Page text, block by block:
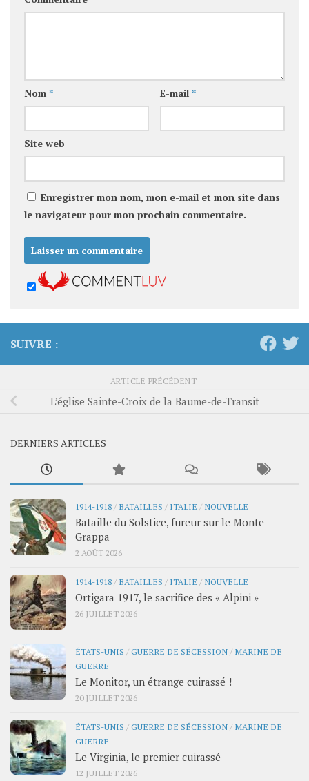
Nom * E-mail *
Site web
Enregistrer mon nom, mon e-mail et mon site dans
le navigateur pour mon prochain commentaire.
SUIVRE :
ARTICLE PRÉCÉDENT
L’église Sainte-Croix de la Baume-de-Transit
DERNIERS ARTICLES
1914-1918/ BATAILLES / ITALIE / NOUVELLE
Bataille du Solstice, fureur sur le Monte
Grappa
2 AOÛT 2026
1914-1918/ BATAILLES / ITALIE / NOUVELLE
Ortigara 1917, le sacrifice des « Alpini »
26 JUILLET 2026
ÉTATS-UNIS /GUERRE DE SÉCESSION/ MARINE DE
GUERRE
Le Monitor, un étrange cuirassé !
20 JUILLET 2026
ÉTATS-UNIS /GUERRE DE SÉCESSION/ MARINE DE
GUERRE
Le Virginia, le premier cuirassé
12 JUILLET 2026